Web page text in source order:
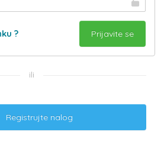
?
ili
nalog